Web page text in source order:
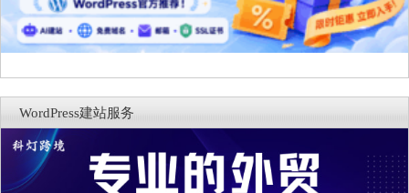
WordPress建站服务